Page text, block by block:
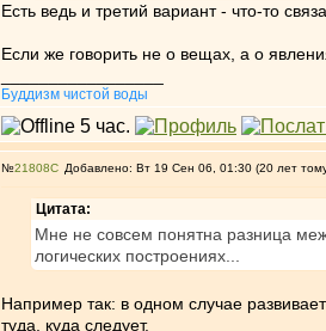
Есть ведь и третий вариант - что-то
Если же говорить не о вещах, а о
Буддизм чистой воды
№21808 Добавлено: Вт 19 Сен 06, 01:30 (20 лет
Цитата:
Мне не совсем понятна разница
логических построениях...
Например так: в одном случае
туда, куда следует.